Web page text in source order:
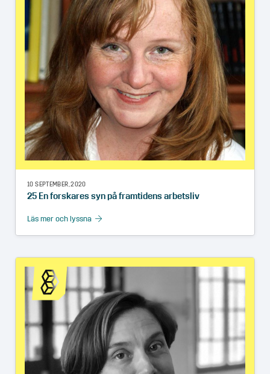
10 SEPTEMBER, 2020
25 En forskares syn på framtidens arbetsliv
Läs mer och lyssna